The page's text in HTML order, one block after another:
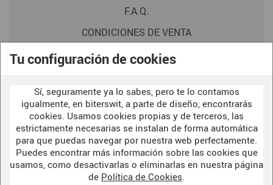
Tu configuración de cookies
Sí, seguramente ya lo sabes, pero te lo contamos
igualmente, en biterswit, a parte de diseño, encontrarás
cookies. Usamos cookies propias y de terceros, las
estrictamente necesarias se instalan de forma automática
para que puedas navegar por nuestra web perfectamente.
Puedes encontrar más información sobre las cookies que
usamos, como desactivarlas o eliminarlas en nuestra página
de Política de Cookies.
F.A.Q.
CONDICIONES DE VENTA
POLITICA DE PRIVACIDAD
AVISO LEGAL
POLÍTICA DE COOKIES
WELCOME TO OUR
DARK SIDE